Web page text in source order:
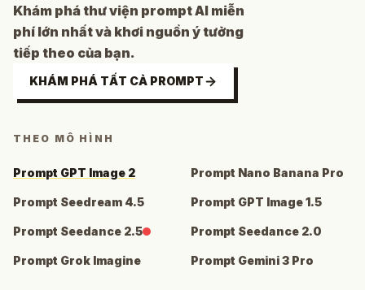
Khám phá thư viện prompt AI miễn
phí lớn nhất và khơi nguồn ý tưởng
tiếp theo của bạn.
KHÁM PHÁ TẤT CẢ PROMPT
THEO MÔ HÌNH
Prompt GPT Image 2 Prompt Nano Banana Pro
Prompt Seedream 4.5 Prompt GPT Image 1.5
Prompt Seedance 2.5 Prompt Seedance 2.0
Prompt Grok Imagine Prompt Gemini 3 Pro